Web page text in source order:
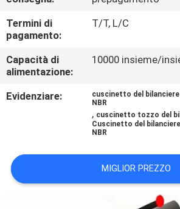
CONTATTICI
BLOG
CITAZIONE
MAPPA
Termini di
pagamento:
T/T, L/C
Capacità di
alimentazione:
10000 insieme/
Evidenziare:
cuscinetto del
NBR
, cuscinetto tozzo del
Cuscinetto del
NBR
MIGLIOR PREZZO